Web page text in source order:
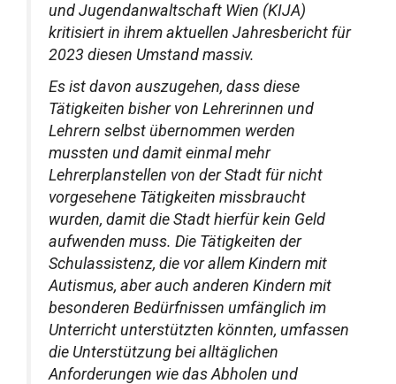
und Jugendanwaltschaft Wien (KIJA)
kritisiert in ihrem aktuellen Jahresbericht für
2023 diesen Umstand massiv.
Es ist davon auszugehen, dass diese
Tätigkeiten bisher von Lehrerinnen und
Lehrern selbst übernommen werden
mussten und damit einmal mehr
Lehrerplanstellen von der Stadt für nicht
vorgesehene Tätigkeiten missbraucht
wurden, damit die Stadt hierfür kein Geld
aufwenden muss. Die Tätigkeiten der
Schulassistenz, die vor allem Kindern mit
Autismus, aber auch anderen Kindern mit
besonderen Bedürfnissen umfänglich im
Unterricht unterstützten könnten, umfassen
die Unterstützung bei alltäglichen
Anforderungen wie das Abholen und